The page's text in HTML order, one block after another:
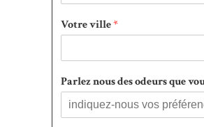
Votre ville*
Parlez nous des odeurs que